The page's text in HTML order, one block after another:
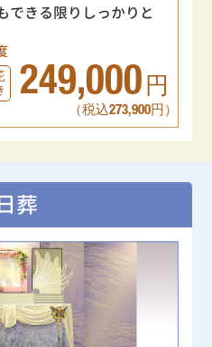
できる限りしっかりと
249,000 円
（税込273,900円）
葬